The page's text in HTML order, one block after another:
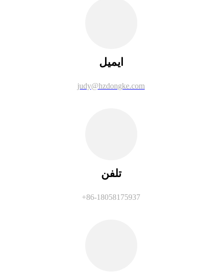
ایمیل
judy@hzdongke.com
تلفن
‎+86-18058175937‎